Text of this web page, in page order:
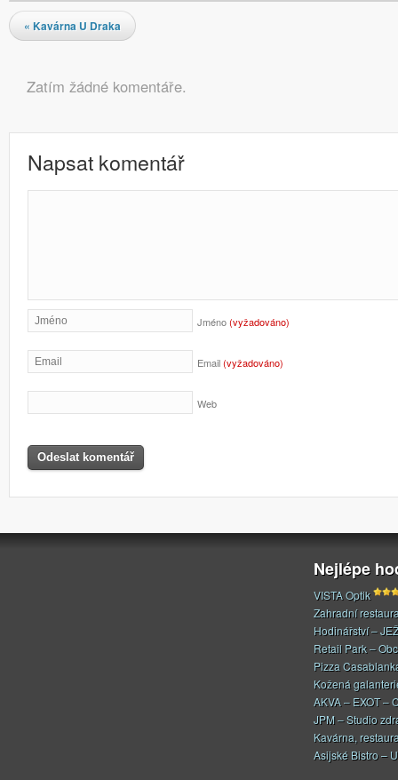
Navigace pro příspěvky
« Kavárna U Draka
Komentáře
Zatím žádné komentáře.
Napsat komentář
Jméno(vyžadováno)
Email(vyžadováno)
Web
Nejlépe
VISTA Optik
Zahradní
Hodinářství – JEŽ
Retail Park –
Pizza
Kožená
AKVA – EXOT –
JPM – Studio
Kavárna,
Asijské Bistro –